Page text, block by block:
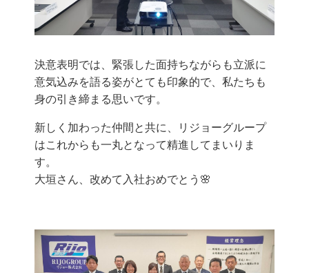
決意表明では、緊張した面持ちながらも立派に
意気込みを語る姿がとても印象的で、私たちも
身の引き締まる思いです。
新しく加わった仲間と共に、リジョーグループ
はこれからも一丸となって精進してまいりま
す。
大垣さん、改めて入社おめでとう🌸